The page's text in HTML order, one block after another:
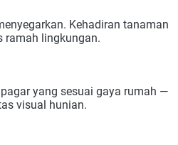
Kehadiran tanaman
ramah lingkungan.
yang sesuai gaya rumah —
visual hunian.